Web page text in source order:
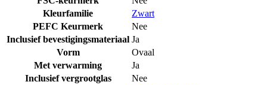
Kleurfamilie
Zwart
PEFC Keurmerk
Nee
Inclusief bevestigingsmateriaal Ja
Vorm
Ovaal
Met verwarming
Ja
Inclusief vergrootglas
Nee